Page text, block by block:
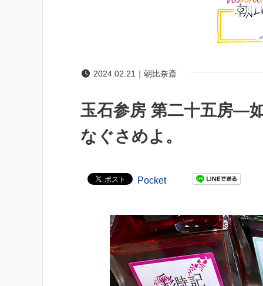
2024.02.21｜朝比奈斎
玉石参房 第二十五房―
なぐさめよ。
Pocket